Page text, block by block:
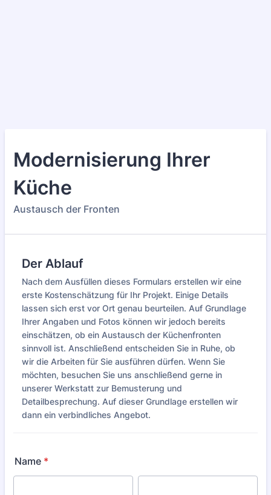
Modernisierung Ihrer
Küche
Austausch der Fronten
Der Ablauf
Nach dem Ausfüllen dieses Formulars erstellen wir eine
erste Kostenschätzung für Ihr Projekt. Einige Details
lassen sich erst vor Ort genau beurteilen. Auf Grundlage
Ihrer Angaben und Fotos können wir jedoch bereits
einschätzen, ob ein Austausch der Küchenfronten
sinnvoll ist. Anschließend entscheiden Sie in Ruhe, ob
wir die Arbeiten für Sie ausführen dürfen. Wenn Sie
möchten, besuchen Sie uns anschließend gerne in
unserer Werkstatt zur Bemusterung und
Detailbesprechung. Auf dieser Grundlage erstellen wir
dann ein verbindliches Angebot.
Name *